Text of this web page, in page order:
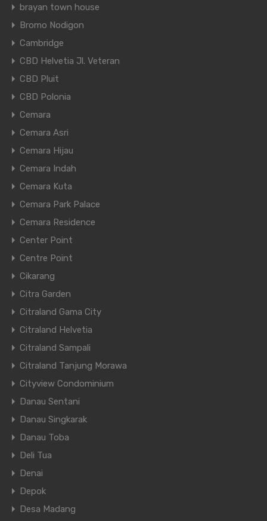
brayan town house
Bromo Nodigon
Cambridge
CBD Helvetia Jl. Veteran
CBD Pluit
CBD Polonia
Cemara
Cemara Asri
Cemara Hijau
Cemara Indah
Cemara Kuta
Cemara Park Palace
Cemara Residence
Center Point
Centre Point
Cikarang
Citra Garden
Citraland Gama City
Citraland Helvetia
Citraland Sampali
Citraland Tanjung Morawa
Cityview Condominium
Danau Sentani
Danau Singkarak
Danau Toba
Deli Tua
Denai
Depok
Desa Madang